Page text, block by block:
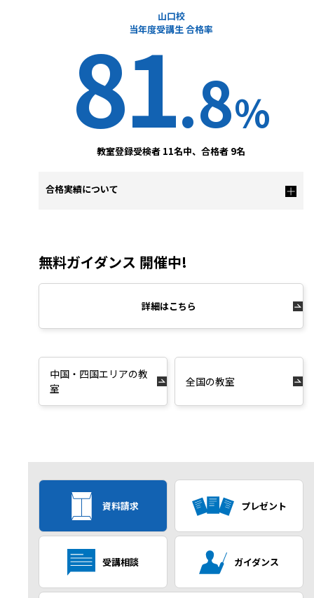
山口校
当年度受講生 合格率
81.8%
教室登録受検者 11名中、合格者 9名
合格実績について
無料ガイダンス 開催中!
詳細はこちら
中国・四国エリアの教
室
全国の教室
資料請求 プレゼント
受講相談 ガイダンス